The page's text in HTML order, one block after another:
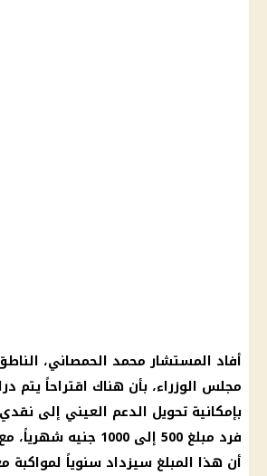
أفاد المستشار محمد الحمصاني،
مجلس الوزراء، بأن هناك اقتراحاً يتم
بإمكانية تحويل الدعم العيني إلى
فرد مبلغ 500 إلى 1000
أن هذا المبلغ سيزداد سنوياً لمواكبة